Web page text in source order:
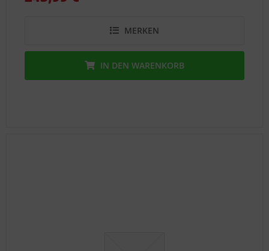
MERKEN
IN DEN WARENKORB